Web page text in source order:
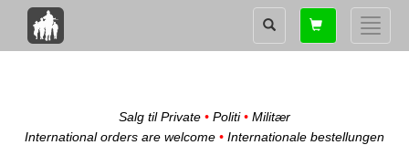
Toggle
Shopping
card
Salg til Private • Politi• Militær
International orders are welcome • Internationale bestellungen